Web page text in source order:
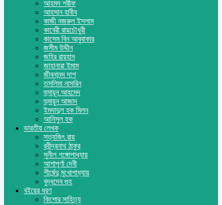
আহমদ শরীফ
আহসান হাবীব
কাজী নজরুল ইসলাম
কাবেরী রায়চৌধুরী
কাসেম বিন আবুবাকার
জসীম উদ্দীন
জহির রায়হান
জাহানারা ইমাম
জীবনানন্দ দাশ
তসলিমা নাসরিন
হুমায়ূন আহমেদ
হুমায়ুন আজাদ
ইমদাদুল হক মিলন
আনিসুল হক
ভারতীয় লেখক
সত্যজিৎ রায়
রবীন্দ্রনাথ ঠাকুর
সুনীল গঙ্গোপাধ্যায়
আশাপূর্ণা দেবী
শীর্ষেন্দু মুখোপাধ্যায়
বুদ্ধদেব গুহ
বইয়ের ধরণ
কিশোর সাহিত্য